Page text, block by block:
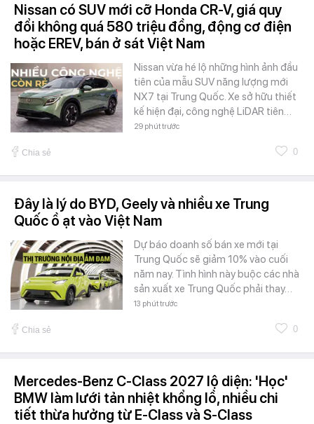
Nissan có SUV mới cỡ Honda CR-V, giá quy
đổi không quá 580 triệu đồng, động cơ điện
hoặc EREV, bán ở sát Việt Nam
Nissan vừa hé lộ những hình ảnh đầu
tiên của mẫu SUV năng lượng mới
NX7 tại Trung Quốc. Xe sở hữu thiết
kế hiện đại, công nghệ LiDAR tiên…
29 phút trước
Chia sẻ 0
Đây là lý do BYD, Geely và nhiều xe Trung
Quốc ồ ạt vào Việt Nam
Dự báo doanh số bán xe mới tại
Trung Quốc sẽ giảm 10% vào cuối
năm nay. Tình hình này buộc các nhà
sản xuất xe Trung Quốc phải thay…
13 phút trước
Chia sẻ 0
Mercedes-Benz C-Class 2027 lộ diện: 'Học'
BMW làm lưới tản nhiệt khổng lồ, nhiều chi
tiết thừa hưởng từ E-Class và S-Class